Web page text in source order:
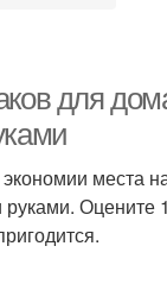
для
места
руками. Оцените